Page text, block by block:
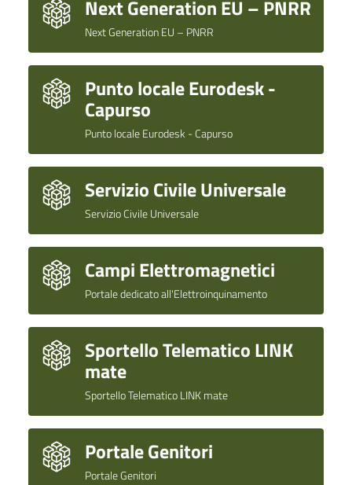
Next Generation EU – PNRR
Next Generation EU – PNRR
Punto locale Eurodesk -
Capurso
Punto locale Eurodesk - Capurso
Servizio Civile Universale
Servizio Civile Universale
Campi Elettromagnetici
Portale dedicato all'Elettroinquinamento
Sportello Telematico LINK
mate
Sportello Telematico LINK mate
Portale Genitori
Portale Genitori